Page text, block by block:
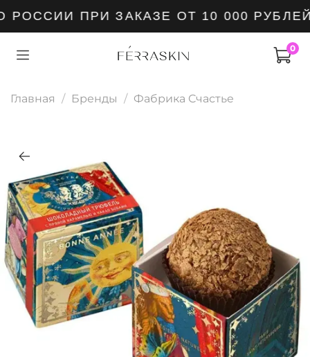
ПРИ ЗАКАЗЕ ОТ 10 000 РУБЛЕЙ
0
Главная Бренды Фабрика Cчастьe